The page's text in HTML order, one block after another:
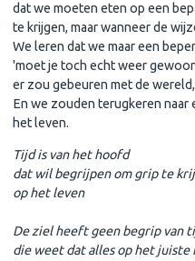
dat we moeten eten op een
te krijgen, maar wanneer de
We leren dat we maar een
'moet je toch echt weer
er zou gebeuren met de
En we zouden terugkeren naar
het leven.
Tijd is van het hoofd
dat wil begrijpen om grip te
op het leven
De ziel heeft geen begrip van
die weet dat alles op het juiste